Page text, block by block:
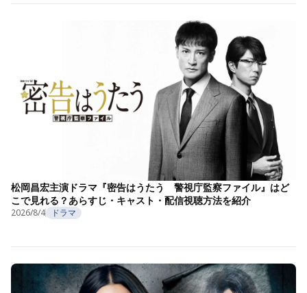
松岡昌宏主演ドラマ『密告はうたう 警視庁監察ファイル』はど
こで見れる？あらすじ・キャスト・配信視聴方法を紹介
2026/8/4 ドラマ